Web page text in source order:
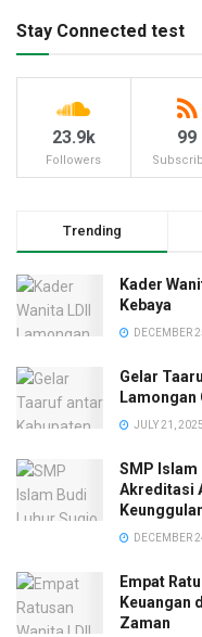
Stay Connected test
23.9k
Followers
99
Trending
Kader
Kebaya
DECEMBER
Gelar
Lamongan
JULY 21, 2025
SMP Islam
Akreditasi
DECEMBER
Empat
Keuangan
Zaman